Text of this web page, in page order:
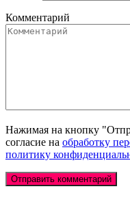
Комментарий
Нажимая на кнопку
согласие на обработку
политику